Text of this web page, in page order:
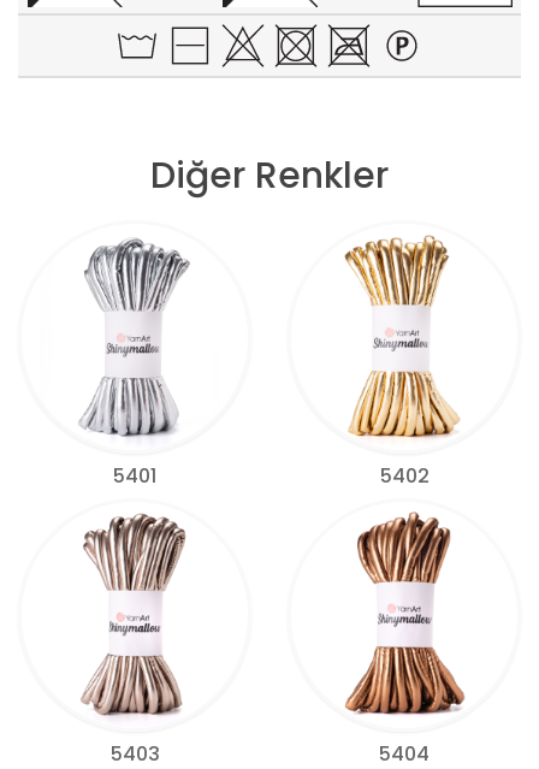
Diğer Renkler
5401 5402
5403 5404